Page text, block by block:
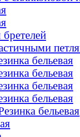
бретелей
бельевая
бельевая
бельевая
бельевая
бельевая